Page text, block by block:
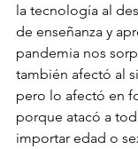
la tecnología al
de enseñanza y
pandemia nos
también afectó al
pero lo afectó en
porque atacó a
importar edad o